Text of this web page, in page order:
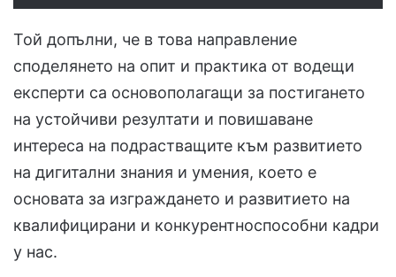
Той допълни, че в това направление
споделянето на опит и практика от водещи
експерти са основополагащи за постигането
на устойчиви резултати и повишаване
интереса на подрастващите към развитието
на дигитални знания и умения, което е
основата за изграждането и развитието на
квалифицирани и конкурентноспособни кадри
у нас.